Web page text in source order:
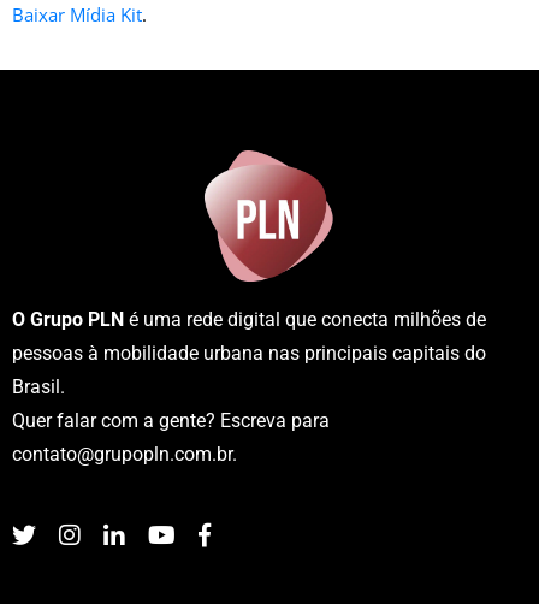
Baixar Mídia Kit.
O Grupo PLN é uma rede digital que conecta milhões de
pessoas à mobilidade urbana nas principais capitais do
Brasil.
Quer falar com a gente? Escreva para
contato@grupopln.com.br.